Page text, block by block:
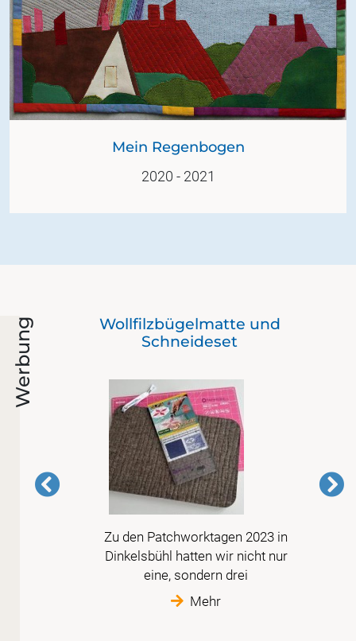
Mein Regenbogen
2020 - 2021
Werbung
Wollfilzbügelmatte und
Schneideset
Zu den Patchworktagen 2023 in
Dinkelsbühl hatten wir nicht nur
eine, sondern drei
Mehr